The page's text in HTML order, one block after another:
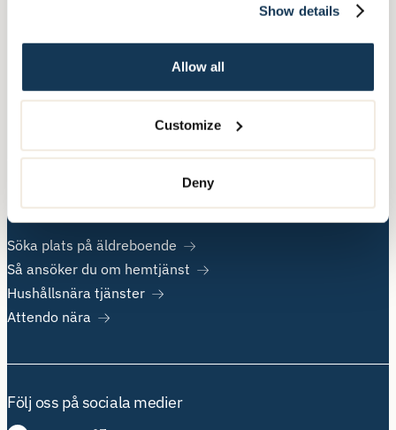
Show details
Allow all
Customize
Deny
Jobba hos oss
Populära sidor
Söka plats på äldreboende
Så ansöker du om hemtjänst
Hushållsnära tjänster
Attendo nära
Följ oss på sociala medier